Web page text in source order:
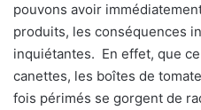
pouvons avoir
produits, les conséquences
inquiétantes. En effet, que
canettes, les boîtes de
fois périmés se gorgent de